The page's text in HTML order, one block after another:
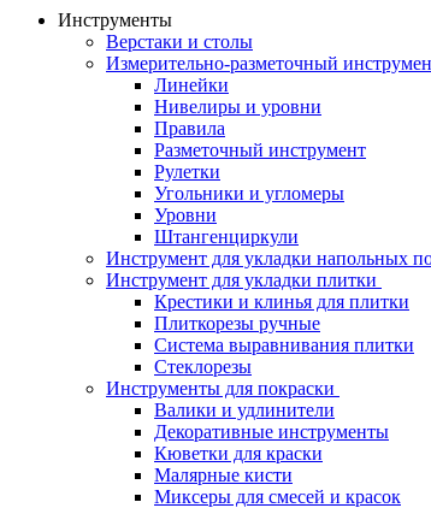
Инструменты
Верстаки и столы
Измерительно-разметочный
Линейки
Нивелиры и уровни
Правила
Разметочный инструмент
Рулетки
Угольники и угломеры
Уровни
Штангенциркули
Инструмент для укладки напольных
Инструмент для укладки плитки
Крестики и клинья для плитки
Плиткорезы ручные
Система выравнивания плитки
Стеклорезы
Инструменты для покраски
Валики и удлинители
Декоративные инструменты
Кюветки для краски
Малярные кисти
Миксеры для смесей и красок